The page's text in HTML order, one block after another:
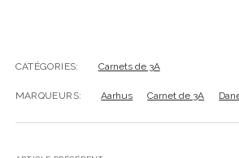
CATÉGORIES: Carnets de 3A
MARQUEURS: Aarhus Carnet de 3A